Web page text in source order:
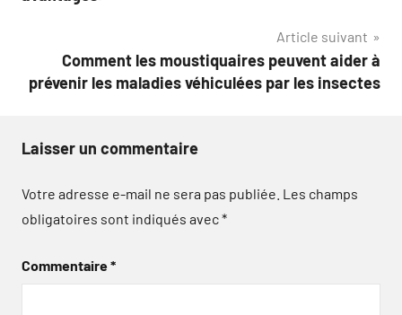
Article suivant
Comment les moustiquaires peuvent aider à
prévenir les maladies véhiculées par les insectes
Laisser un commentaire
Votre adresse e-mail ne sera pas publiée. Les champs
obligatoires sont indiqués avec*
Commentaire*